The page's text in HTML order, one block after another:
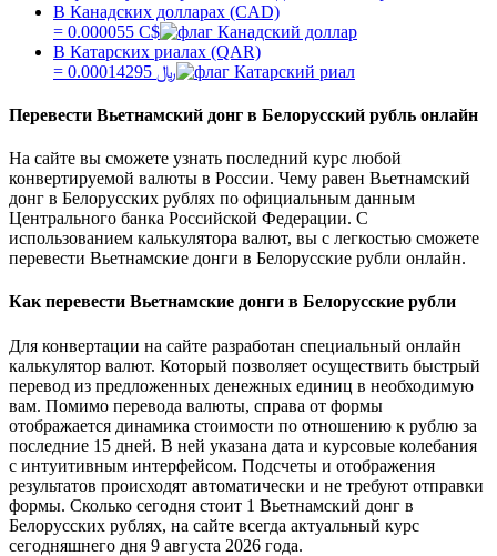
В Канадских долларах (CAD)
= 0.000055 C$
В Катарских риалах (QAR)
= 0.00014295 ﷼
Перевести Вьетнамский донг в Белорусский рубль онлайн
На сайте вы сможете узнать последний курс любой
конвертируемой валюты в России. Чему равен Вьетнамский
донг в Белорусских рублях по официальным данным
Центрального банка Российской Федерации. С
использованием калькулятора валют, вы с легкостью сможете
перевести Вьетнамские донги в Белорусские рубли онлайн.
Как перевести Вьетнамские донги в Белорусские рубли
Для конвертации на сайте разработан специальный онлайн
калькулятор валют. Который позволяет осуществить быстрый
перевод из предложенных денежных единиц в необходимую
вам. Помимо перевода валюты, справа от формы
отображается динамика стоимости по отношению к рублю за
последние 15 дней. В ней указана дата и курсовые колебания
с интуитивным интерфейсом. Подсчеты и отображения
результатов происходят автоматически и не требуют отправки
формы. Сколько сегодня стоит 1 Вьетнамский донг в
Белорусских рублях, на сайте всегда актуальный курс
сегодняшнего дня 9 августа 2026 года.